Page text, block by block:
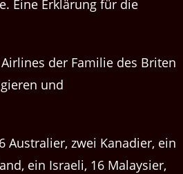
Eine Erklärung für die
der Familie des Briten
und
Australier, zwei Kanadier, ein
ein Israeli, 16 Malaysier,